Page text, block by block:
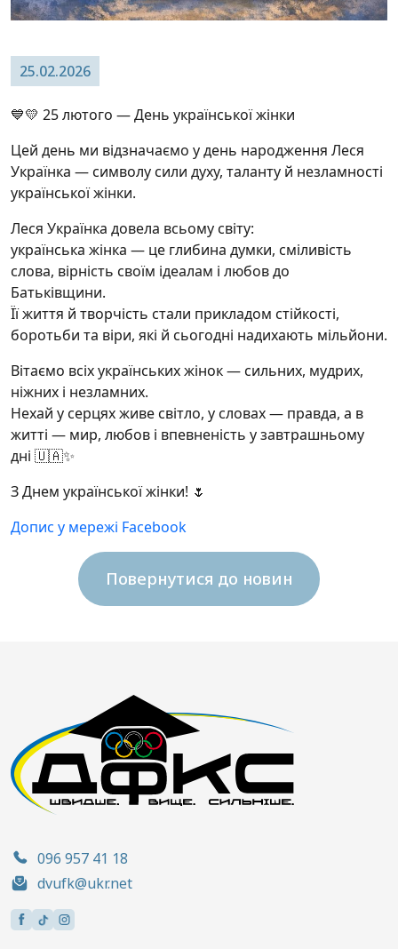
25.02.2026
💙💛 25 лютого — День української жінки
Цей день ми відзначаємо у день народження Леся
Українка — символу сили духу, таланту й незламності
української жінки.
Леся Українка довела всьому світу:
українська жінка — це глибина думки, сміливість
слова, вірність своїм ідеалам і любов до
Батьківщини.
Її життя й творчість стали прикладом стійкості,
боротьби та віри, які й сьогодні надихають мільйони.
Вітаємо всіх українських жінок — сильних, мудрих,
ніжних і незламних.
Нехай у серцях живе світло, у словах — правда, а в
житті — мир, любов і впевненість у завтрашньому
дні 🇺🇦✨
З Днем української жінки! 🌷
Допис у мережі Facebook
Повернутися до новин
096 957 41 18
dvufk@ukr.net